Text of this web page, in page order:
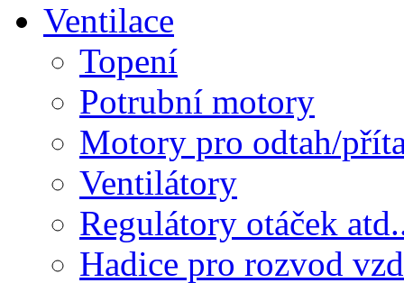
Ventilace
Topení
Potrubní motory
Motory pro odtah/
Ventilátory
Regulátory otáček
Hadice pro rozvod